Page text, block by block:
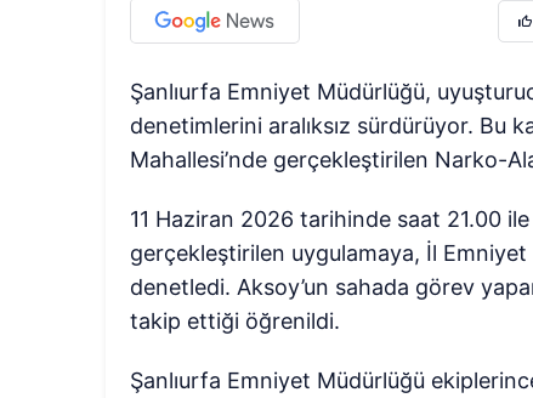
Şanlıurfa Emniyet Müdürlüğü,
denetimlerini aralıksız sürdürüyor. Bu
Mahallesi’nde gerçekleştirilen Narko-
11 Haziran 2026 tarihinde saat 21.00
gerçekleştirilen uygulamaya, İl Emniyet
denetledi. Aksoy’un sahada görev
takip ettiği öğrenildi.
Şanlıurfa Emniyet Müdürlüğü